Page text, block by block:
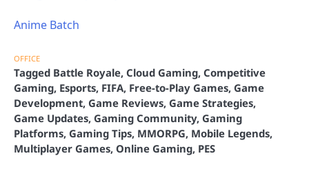
Anime Batch
OFFICE
Tagged Battle Royale, Cloud Gaming, Competitive
Gaming, Esports, FIFA, Free-to-Play Games, Game
Development, Game Reviews, Game Strategies,
Game Updates, Gaming Community, Gaming
Platforms, Gaming Tips, MMORPG, Mobile Legends,
Multiplayer Games, Online Gaming, PES